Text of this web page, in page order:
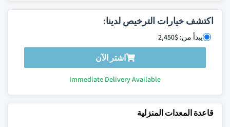
اكتشف خيارات الترخيص لدينا:
يبدأ من: $2,450
اشتر الآن
Immediate Delivery Available
قاعدة المعدات المنزلية